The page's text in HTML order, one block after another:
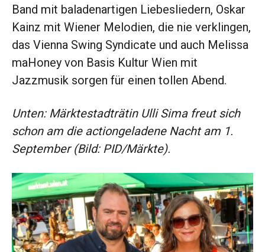
Band mit baladenartigen Liebesliedern, Oskar
Kainz mit Wiener Melodien, die nie verklingen,
das Vienna Swing Syndicate und auch Melissa
maHoney von Basis Kultur Wien mit
Jazzmusik sorgen für einen tollen Abend.
Unten: Märktestadträtin Ulli Sima freut sich
schon am die actiongeladene Nacht am 1.
September (Bild: PID/Märkte).